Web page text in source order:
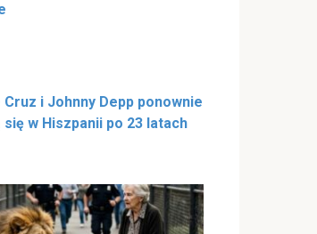
Cruz i Johnny Depp ponownie
w Hiszpanii po 23 latach